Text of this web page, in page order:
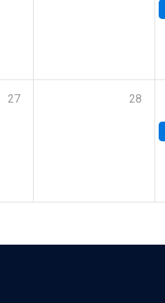
27 28